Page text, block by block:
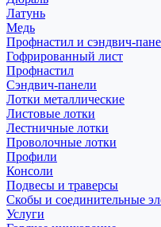
Латунь
Медь
Профнастил и сэндвич-
Гофрированный лист
Профнастил
Сэндвич-панели
Лотки металлические
Листовые лотки
Лестничные лотки
Проволочные лотки
Профили
Консоли
Подвесы и траверсы
Скобы и соединительные
Услуги